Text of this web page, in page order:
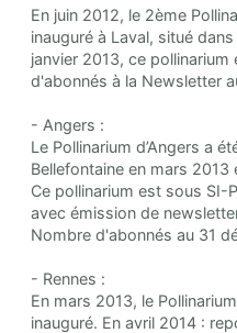
En juin 2012, le 2ème
inauguré à Laval, situé
janvier 2013, ce
d'abonnés à la Newsletter
- Angers :
Le Pollinarium d’Angers a
Bellefontaine en mars 2013
Ce pollinarium est sous SI-
avec émission de
Nombre d'abonnés au 31
- Rennes :
En mars 2013, le
inauguré. En avril 2014 :